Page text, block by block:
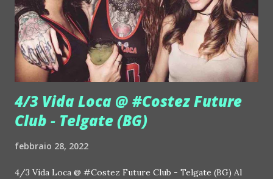
4/3 Vida Loca @ #Costez Future
Club - Telgate (BG)
febbraio 28, 2022
4/3 Vida Loca @ #Costez Future Club - Telgate (BG) Al